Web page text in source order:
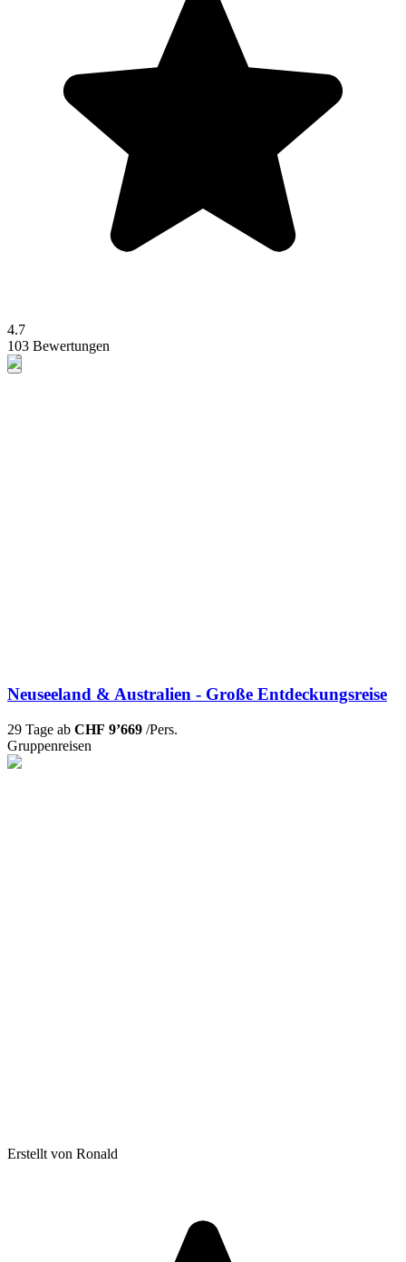
4.7
103 Bewertungen
Neuseeland & Australien - Große Entdeckungsreise
29 Tage ab CHF 9’669 /Pers.
Gruppenreisen
Erstellt von Ronald